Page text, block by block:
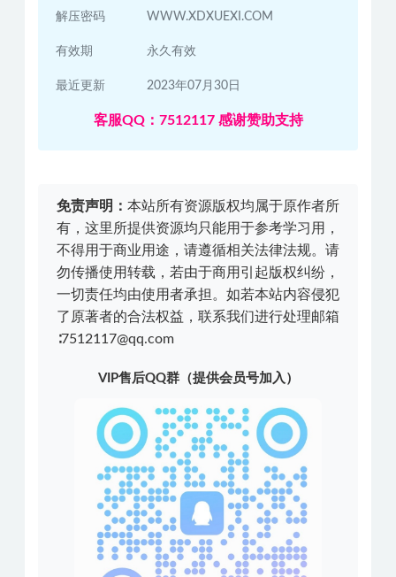
解压密码 WWW.XDXUEXI.COM
有效期 永久有效
最近更新 2023年07月30日
客服QQ：7512117 感谢赞助支持
免责声明： 本站所有资源版权均属于原作者所
有，这里所提供资源均只能用于参考学习用，
不得用于商业用途，请遵循相关法律法规。请
勿传播使用转载，若由于商用引起版权纠纷，
一切责任均由使用者承担。如若本站内容侵犯
了原著者的合法权益，联系我们进行处理邮箱
∶7512117@qq.com
VIP售后QQ群（提供会员号加入）